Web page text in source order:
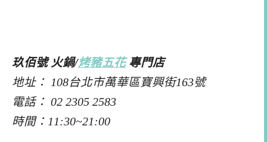
玖佰號 火鍋/烤豬五花專門店
地址： 108台北市萬華區寶興街163號
電話： 02 2305 2583
時間：11:30~21:00